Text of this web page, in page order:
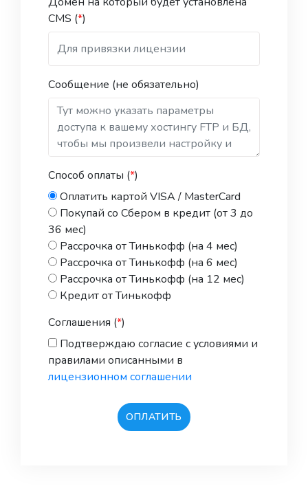
Гарантия (1 руб.)
Интеграция с API ОСАГО сайта
sravni.ru (1 руб.)
Интеграция с API ОСАГО Страховой
дом ВСК (1 руб.)
Интеграция с API ОСАГО страховой
компании Согласие (1 руб.)
Интеграция с API страхового
интернет-бизнеса (СИБ) (1 руб.)
Интеграция с API страховой
компании АльфаСтрахование (1 руб.)
Интеграция с API страховой
компании Ингосстрах (1 руб.)
Интеграция Тинькофф банк
Эквайринг на сайт для приема
платежей (1 руб.)
Мессенджер на сайт (1 руб.)
Офисы компании на карте (1 руб.)
Партнерская программа по
привлечению пользователей - Включен
Подтверждение номера телефона по
СМС при регистрации (1 руб.)
Система тикетов (1 руб.)
Скрипт чат-бот, помощник для
консультанта на сайте (1 руб.)
Убрать копирайт разработчика со
CMS (*)
Сообщение (не обязательно)
Способ оплаты (*)
Оплатить картой VISA / MasterCard
Покупай со Сбером в кредит (от 3 до
36 мес)
Рассрочка от Тинькофф (на 4 мес)
Рассрочка от Тинькофф (на 6 мес)
Рассрочка от Тинькофф (на 12 мес)
Кредит от Тинькофф
Соглашения (*)
Подтверждаю согласие с условиями и
правилами описанными в
лицензионном соглашении
ОПЛАТИТЬ